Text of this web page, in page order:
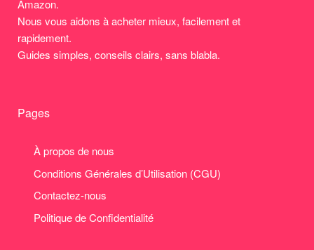
Amazon.
Nous vous aidons à acheter mieux, facilement et
rapidement.
Guides simples, conseils clairs, sans blabla.
Pages
À propos de nous
Conditions Générales d’Utilisation (CGU)
Contactez-nous
Politique de Confidentialité